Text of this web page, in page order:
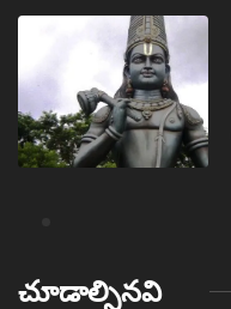
చూడాల్సినవి